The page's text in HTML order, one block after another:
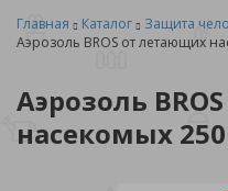
Главная Каталог Защита
Аэрозоль BROS от летающих
Аэрозоль
насекомых